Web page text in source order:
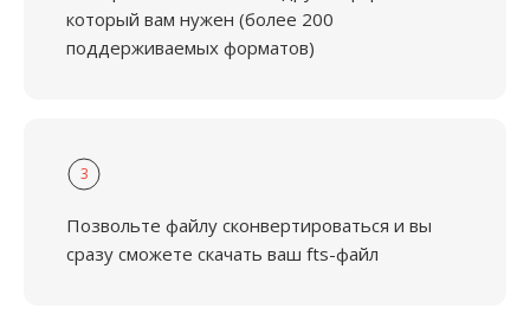
который вам нужен (более 200
поддерживаемых форматов)
3
Позвольте файлу сконвертироваться и вы
сразу сможете скачать ваш fts-файл